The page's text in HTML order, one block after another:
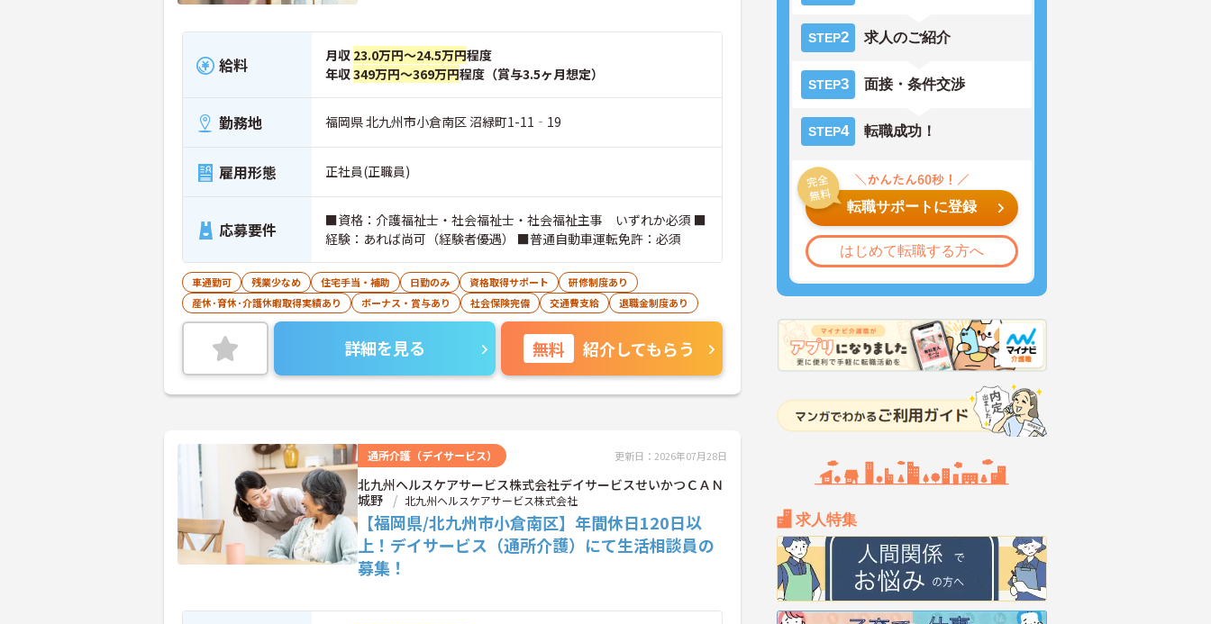
STEP2 求人のご紹介
STEP3 面接・条件交渉
STEP4 転職成功！
転職サポートに登録
はじめて転職する方へ
求人特集
給料 月収 23.0万円～24.5万円程度
年収349万円～369万円程度（賞与3.5ヶ月想定）
勤務地 福岡県 北九州市小倉南区 沼緑町1-11‐19
雇用形態 正社員(正職員)
応募要件
■資格：介護福祉士・社会福祉士・社会福祉主事 いずれか必須 ■
経験：あれば尚可（経験者優遇） ■普通自動車運転免許：必須
車通勤可 残業少なめ 住宅手当・補助 日勤のみ 資格取得サポート
研修制度あり
産休･育休･介護休暇取得実績あり
ボーナス・賞与あり 社会保険完備 交通費支給 退職金制度あり
詳細を見る 無料 紹介してもらう
通所介護（デイサービス） 更新日：2026年07月28日
北九州ヘルスケアサービス株式会社デイサービスせいかつＣＡＮ
城野
北九州ヘルスケアサービス株式会社
【福岡県/北九州市小倉南区】年間休日120日以
上！デイサービス（通所介護）にて生活相談員の
募集！